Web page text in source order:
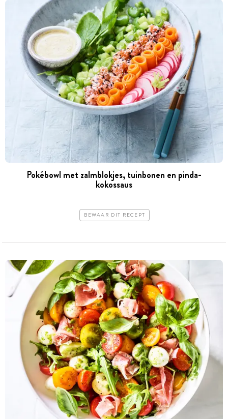
Pokébowl met zalmblokjes, tuinbonen en pinda-
kokossaus
BEWAAR DIT RECEPT